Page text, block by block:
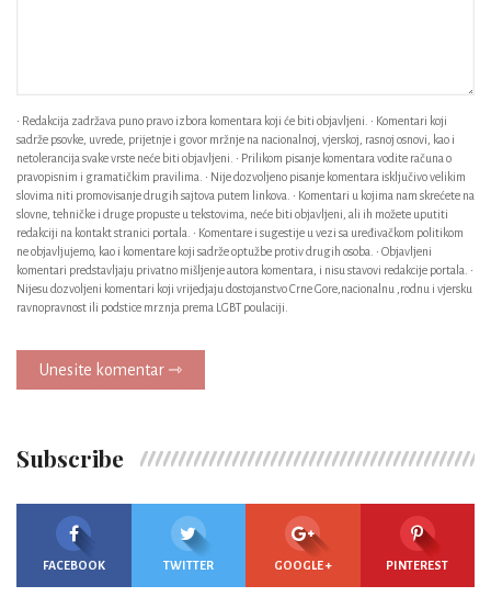
• Redakcija zadržava puno pravo izbora komentara koji će biti objavljeni. • Komentari koji
sadrže psovke, uvrede, prijetnje i govor mržnje na nacionalnoj, vjerskoj, rasnoj osnovi, kao i
netolerancija svake vrste neće biti objavljeni. • Prilikom pisanje komentara vodite računa o
pravopisnim i gramatičkim pravilima. • Nije dozvoljeno pisanje komentara isključivo velikim
slovima niti promovisanje drugih sajtova putem linkova. • Komentari u kojima nam skrećete na
slovne, tehničke i druge propuste u tekstovima, neće biti objavljeni, ali ih možete uputiti
redakciji na kontakt stranici portala. • Komentare i sugestije u vezi sa uređivačkom politikom
ne objavljujemo, kao i komentare koji sadrže optužbe protiv drugih osoba. • Objavljeni
komentari predstavljaju privatno mišljenje autora komentara, i nisu stavovi redakcije portala. •
Nijesu dozvoljeni komentari koji vrijedjaju dostojanstvo Crne Gore,nacionalnu ,rodnu i vjersku
ravnopravnost ili podstice mrznja prema LGBT poulaciji.
Unesite komentar ⇾
Subscribe
FACEBOOK TWITTER GOOGLE + PINTEREST